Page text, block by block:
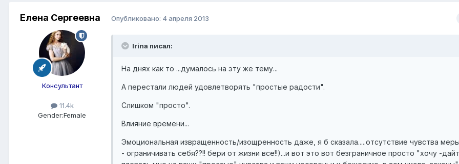
Елена Сергеевна
Kонсультант
11.4k
Gender:Female
Опубликовано: 4 апреля 2013
Irina писал:
На днях как то ...думалось на эту же тему...
А перестали людей удовлетворять "простые радости".
Слишком "просто".
Влияние времени...
Эмоциональная извращенность/изощренность даже, я б сказала.....отсутствие чувства
- ограничивать себя??!! бери от жизни все!!)...и вот это вот безграничное просто "хочу -